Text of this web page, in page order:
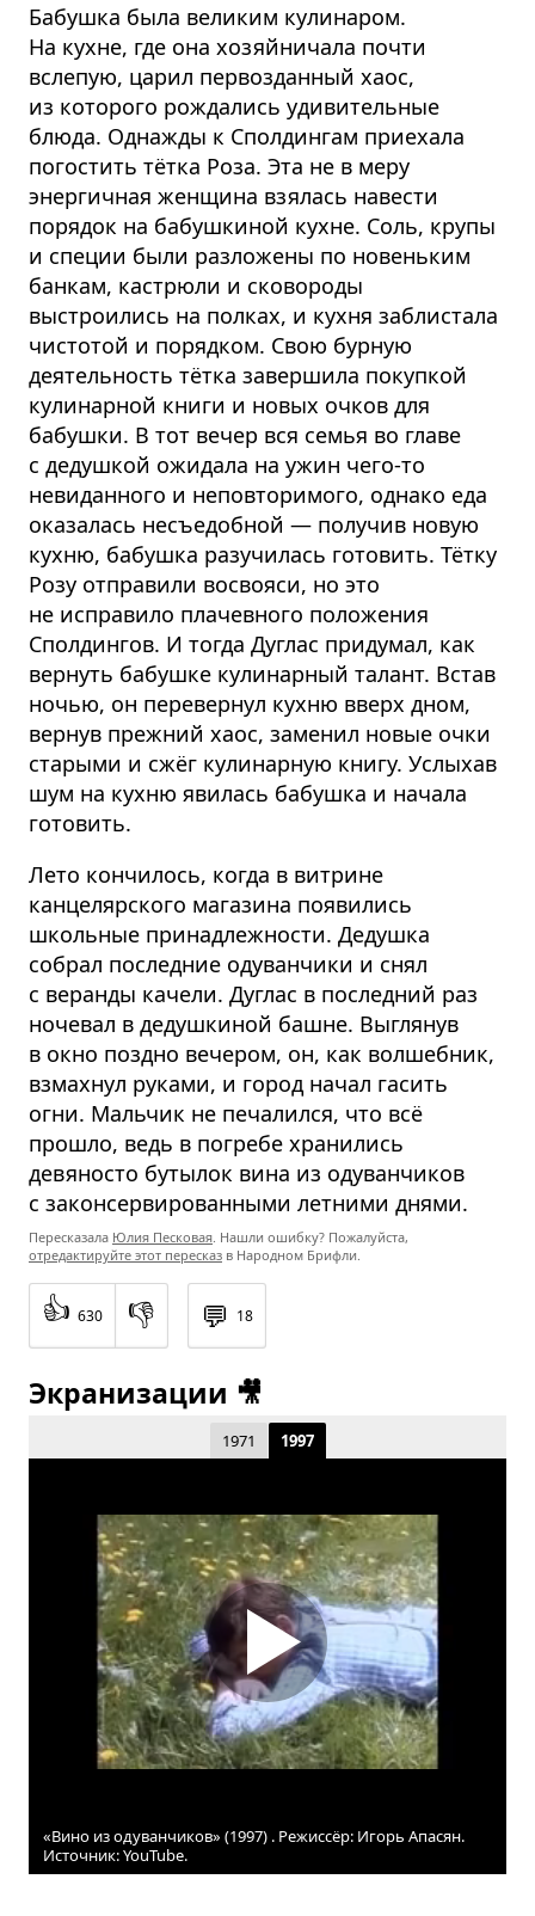
Бабушка была великим кулинаром.
На кухне, где она хозяйничала почти
вслепую, царил первозданный хаос,
из которого рождались удивительные
блюда. Однажды к Сполдингам приехала
погостить тётка Роза. Эта не в меру
энергичная женщина взялась навести
порядок на бабушкиной кухне. Соль, крупы
и специи были разложены по новеньким
банкам, кастрюли и сковороды
выстроились на полках, и кухня заблистала
чистотой и порядком. Свою бурную
деятельность тётка завершила покупкой
кулинарной книги и новых очков для
бабушки. В тот вечер вся семья во главе
с дедушкой ожидала на ужин чего-то
невиданного и неповторимого, однако еда
оказалась несъедобной — получив новую
кухню, бабушка разучилась готовить. Тётку
Розу отправили восвояси, но это
не исправило плачевного положения
Сполдингов. И тогда Дуглас придумал, как
вернуть бабушке кулинарный талант. Встав
ночью, он перевернул кухню вверх дном,
вернув прежний хаос, заменил новые очки
старыми и сжёг кулинарную книгу. Услыхав
шум на кухню явилась бабушка и начала
готовить.
Лето кончилось, когда в витрине
канцелярского магазина появились
школьные принадлежности. Дедушка
собрал последние одуванчики и снял
с веранды качели. Дуглас в последний раз
ночевал в дедушкиной башне. Выглянув
в окно поздно вечером, он, как волшебник,
взмахнул руками, и город начал гасить
огни. Мальчик не печалился, что всё
прошло, ведь в погребе хранились
девяносто бутылок вина из одуванчиков
с законсервированными летними днями.
Пересказала Юлия Песковая . Нашли ошибку? Пожалуйста,
отредактируйте этот пересказ в Народном Брифли.
👍 630 👎 💬 18
Экранизации 🎥
1971 1997
«Вино из одуванчиков» (1997) . Режиссёр: Игорь Апасян.
Источник: YouTube.